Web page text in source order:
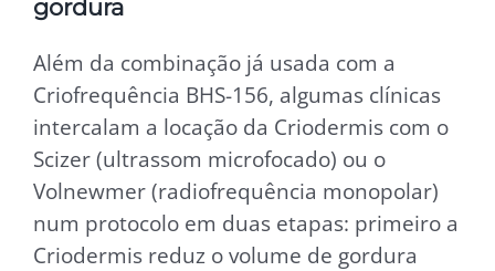
gordura
Além da combinação já usada com a
Criofrequência BHS-156, algumas clínicas
intercalam a locação da Criodermis com o
Scizer (ultrassom microfocado) ou o
Volnewmer (radiofrequência monopolar)
num protocolo em duas etapas: primeiro a
Criodermis reduz o volume de gordura